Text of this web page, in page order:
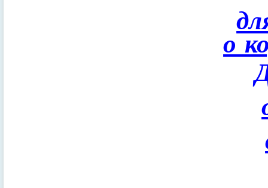
о